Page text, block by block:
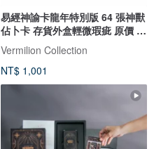
易經神諭卡龍年特別版 64 張神獸
佔卜卡 存貨外盒輕微瑕疵 原價 8
折
Vermilion Collection
NT$ 1,001